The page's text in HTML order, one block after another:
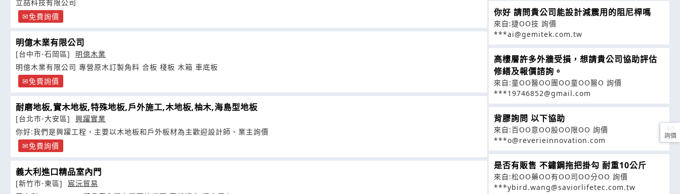
立喆科技有限公司
免費詢價
明億木業有限公司
[台中市-石岡區]
明億木業
明億木業有限公司 專營原木訂製角料 合板 棧板 木箱 車底板
免費詢價
耐磨地板,實木地板,特殊地板,戶外施工,木地板,柚木,海島型地板
[台北市-大安區]
興躍實業
你好:我們是興躍工程，主要以木地板和戶外板材為主歡迎設計師、業主詢價
免費詢價
義大利進口精品室內門
[新竹市-東區]
宸沅貿易
你好 請問貴公司能設計減震用的阻尼桿嗎
來自:捷OO技 詢價
***ai@gemitek.com.tw
高樓層許多外牆受損，想請貴公司協助評估
修繕及報價諮詢。
來自:童OO醫OO團OO童OO醫O 詢價
***19746852@gmail.com
背膠詢問 以下協助
來自:百OO意OO股OO限OO 詢價
***o@reverieinnovation.com
是否有販售 不鏽鋼拖把掛勾 耐重10公斤
來自:松OO藥OO有OO司OO分OO 詢價
***ybird.wang@saviorlifetec.com.tw
詢價